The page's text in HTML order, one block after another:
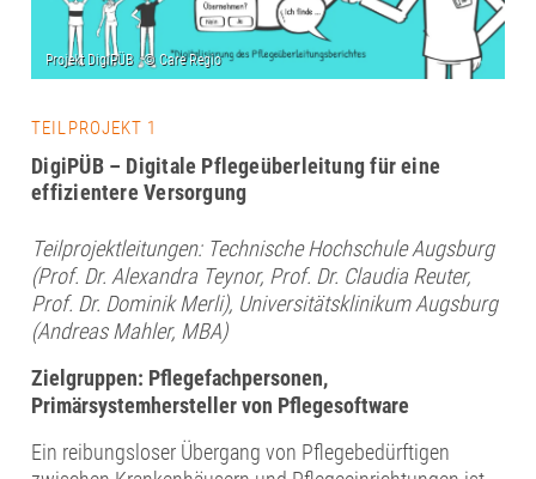
TEILPROJEKT 1
DigiPÜB – Digitale Pflegeüberleitung für eine
effizientere Versorgung
Teilprojektleitungen: Technische Hochschule Augsburg
(Prof. Dr. Alexandra Teynor, Prof. Dr. Claudia Reuter,
Prof. Dr. Dominik Merli), Universitätsklinikum Augsburg
(Andreas Mahler, MBA)
Zielgruppen: Pflegefachpersonen,
Primärsystemhersteller von Pflegesoftware
Ein reibungsloser Übergang von Pflegebedürftigen